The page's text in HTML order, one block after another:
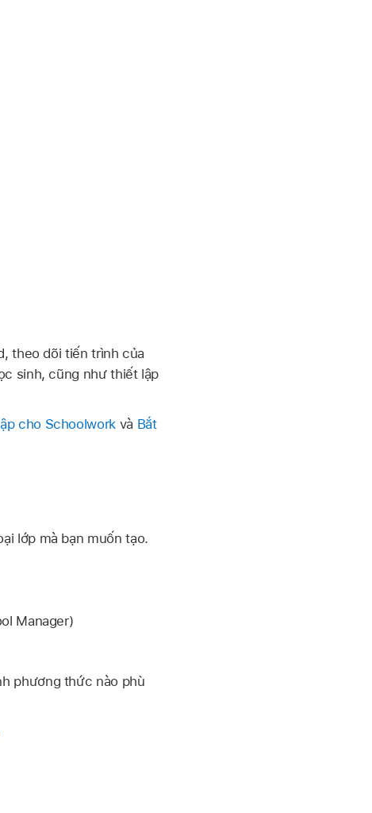
theo dõi tiến trình của
sinh, cũng như thiết lập
cho Schoolworkvà Bắt
lớp mà bạn muốn tạo.
Manager)
phương thức nào phù